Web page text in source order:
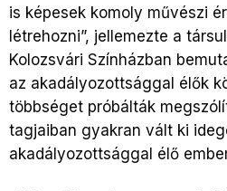
is képesek komoly művészi
létrehozni”, jellemezte a
Kolozsvári Színházban
az akadályozottsággal élők
többséget próbálták
tagjaiban gyakran vált ki
akadályozottsággal élő